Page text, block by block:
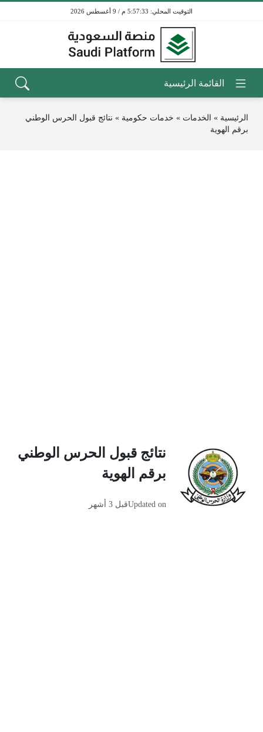
5:57:33 م / 9 أغسطس 2026
الرئيسية » الخدمات » خدمات حكومية » نتائج قبول الحرس الوطني
برقم الهوية
نتائج قبول الحرس الوطني
برقم الهوية
Updated onقبل 3 أشهر